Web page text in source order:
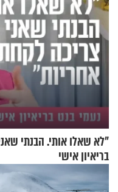
"לא שאלו אותי. הבנתי
בריאיון אישי